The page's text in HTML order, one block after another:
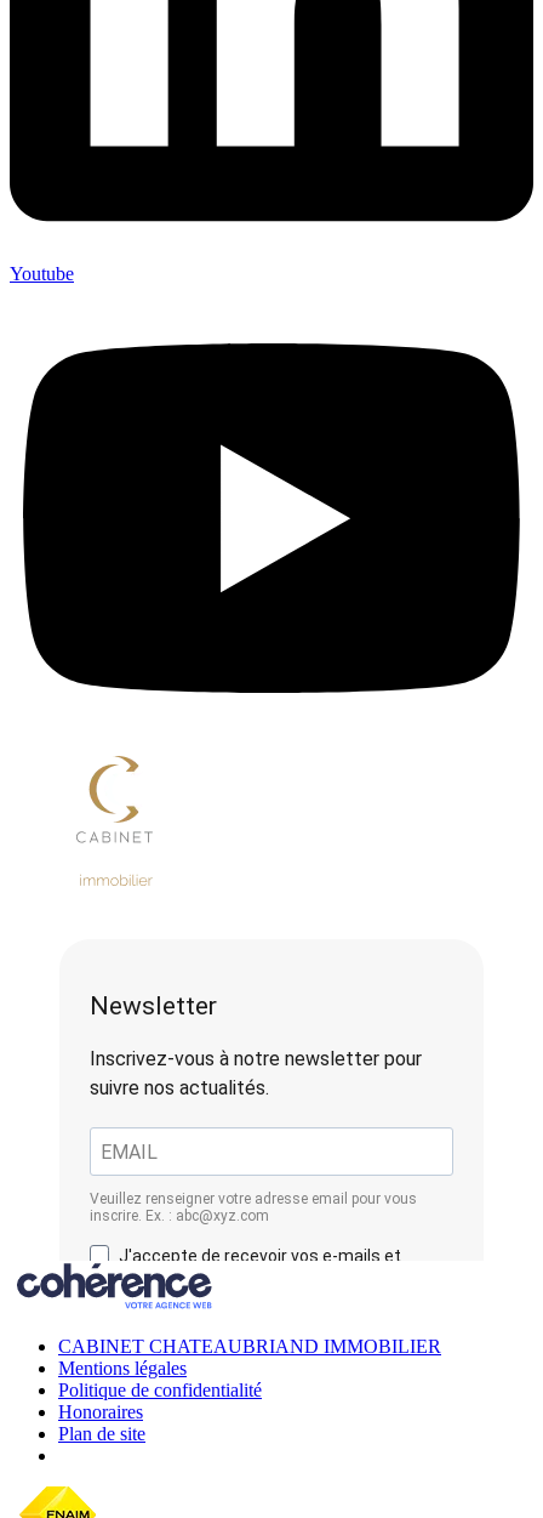
Youtube
CABINET CHATEAUBRIAND IMMOBILIER
Mentions légales
Politique de confidentialité
Honoraires
Plan de site